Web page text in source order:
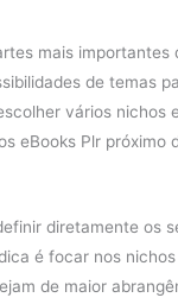
mais
de temas
vários nichos
eBooks Plr próximo
diretamente os
é focar nos
de maior